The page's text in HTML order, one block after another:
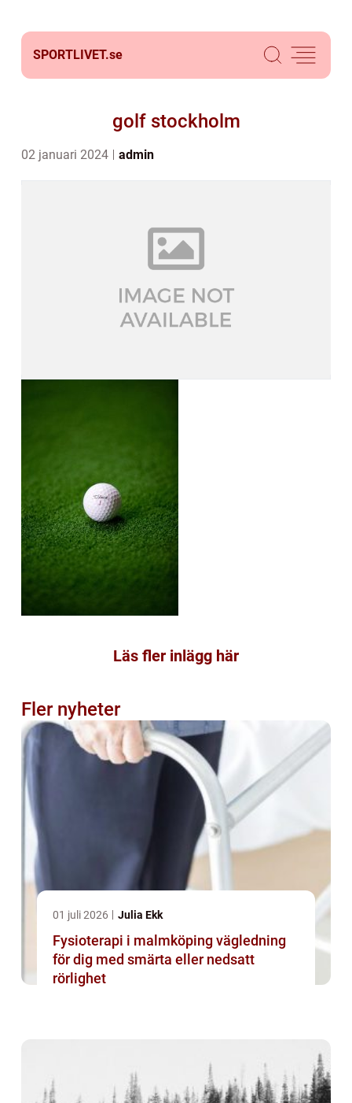
SPORTLIVET.se
golf stockholm
02 januari 2024 admin
Läs fler inlägg här
Fler nyheter
01 juli 2026 Julia Ekk
Fysioterapi i malmköping vägledning
för dig med smärta eller nedsatt
rörlighet